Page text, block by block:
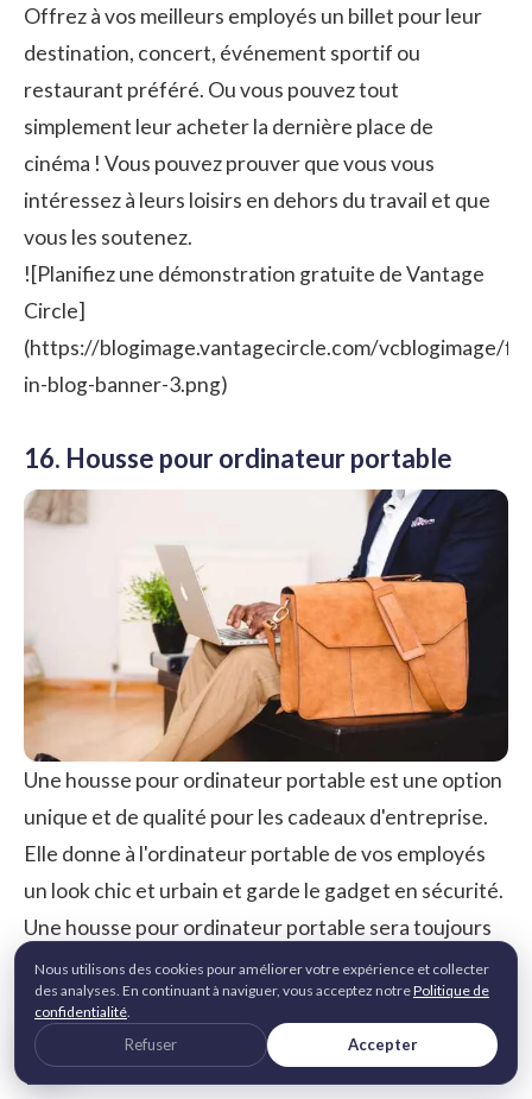
Offrez à vos meilleurs employés un billet pour leur
destination, concert, événement sportif ou
restaurant préféré. Ou vous pouvez tout
simplement leur acheter la dernière place de
cinéma ! Vous pouvez prouver que vous vous
intéressez à leurs loisirs en dehors du travail et que
vous les soutenez.
![Planifiez une démonstration gratuite de Vantage
Circle]
(https://blogimage.vantagecircle.com/vcblogimage/
in-blog-banner-3.png)
16. Housse pour ordinateur portable
Une housse pour ordinateur portable est une option
unique et de qualité pour les cadeaux d'entreprise.
Elle donne à l'ordinateur portable de vos employés
un look chic et urbain et garde le gadget en sécurité.
Une housse pour ordinateur portable sera toujours
utile, que votre employé travaille à distance ou qu'il
ramène ses gadgets à la maison à la fin de la journée.
17. Offrez-leur le cadeau de la
Nous utilisons des cookies pour améliorer votre expérience et collecter
des analyses. En continuant à naviguer, vous acceptez notrePolitique de
confidentialité.
Refuser Accepter